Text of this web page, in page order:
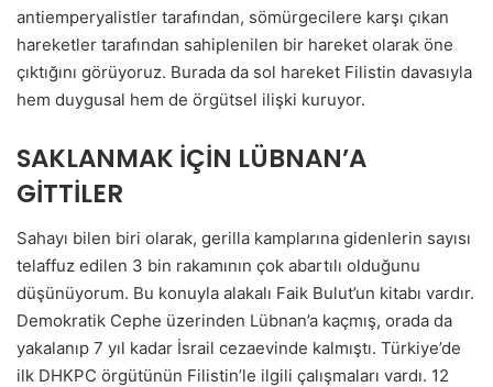
antiemperyalistler tarafından, sömürgecilere karşı çıkan
hareketler tarafından sahiplenilen bir hareket olarak öne
çıktığını görüyoruz. Burada da sol hareket Filistin davasıyla
hem duygusal hem de örgütsel ilişki kuruyor.
SAKLANMAK İÇİN LÜBNAN’A
GİTTİLER
Sahayı bilen biri olarak, gerilla kamplarına gidenlerin sayısı
telaffuz edilen 3 bin rakamının çok abartılı olduğunu
düşünüyorum. Bu konuyla alakalı Faik Bulut’un kitabı vardır.
Demokratik Cephe üzerinden Lübnan’a kaçmış, orada da
yakalanıp 7 yıl kadar İsrail cezaevinde kalmıştı. Türkiye’de
ilk DHKPC örgütünün Filistin’le ilgili çalışmaları vardı. 12